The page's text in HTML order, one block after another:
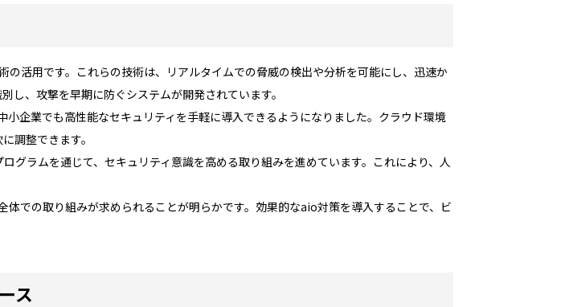
活用です。これらの技術は、リアルタイムでの脅威の検出や分析を可能にし、迅速か
し、攻撃を早期に防ぐシステムが開発されています。
企業でも高性能なセキュリティを手軽に導入できるようになりました。クラウド環境
調整できます。
グラムを通じて、セキュリティ意識を高める取り組みを進めています。これにより、人
での取り組みが求められることが明らかです。効果的なaio対策を導入することで、ビ
ス